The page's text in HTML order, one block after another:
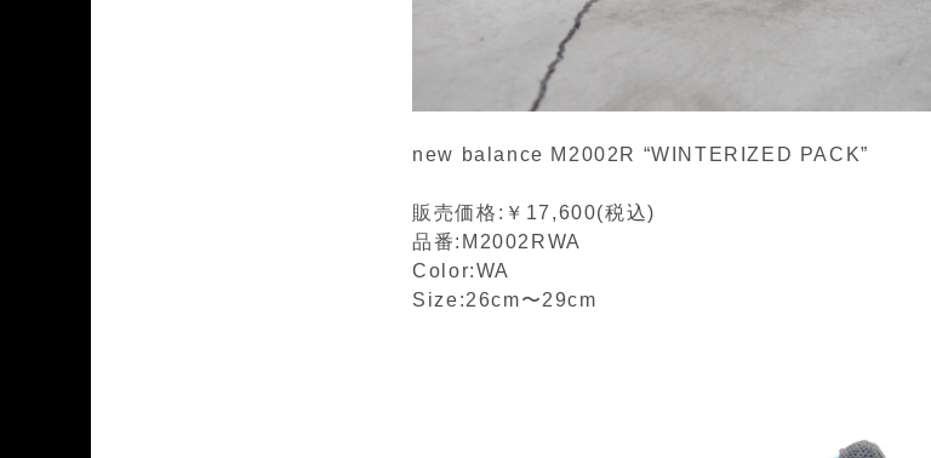
new balance M2002R “WINTERIZED PACK”
販売価格:￥17,600(税込)
品番:M2002RWA
Color:WA
Size:26cm〜29cm